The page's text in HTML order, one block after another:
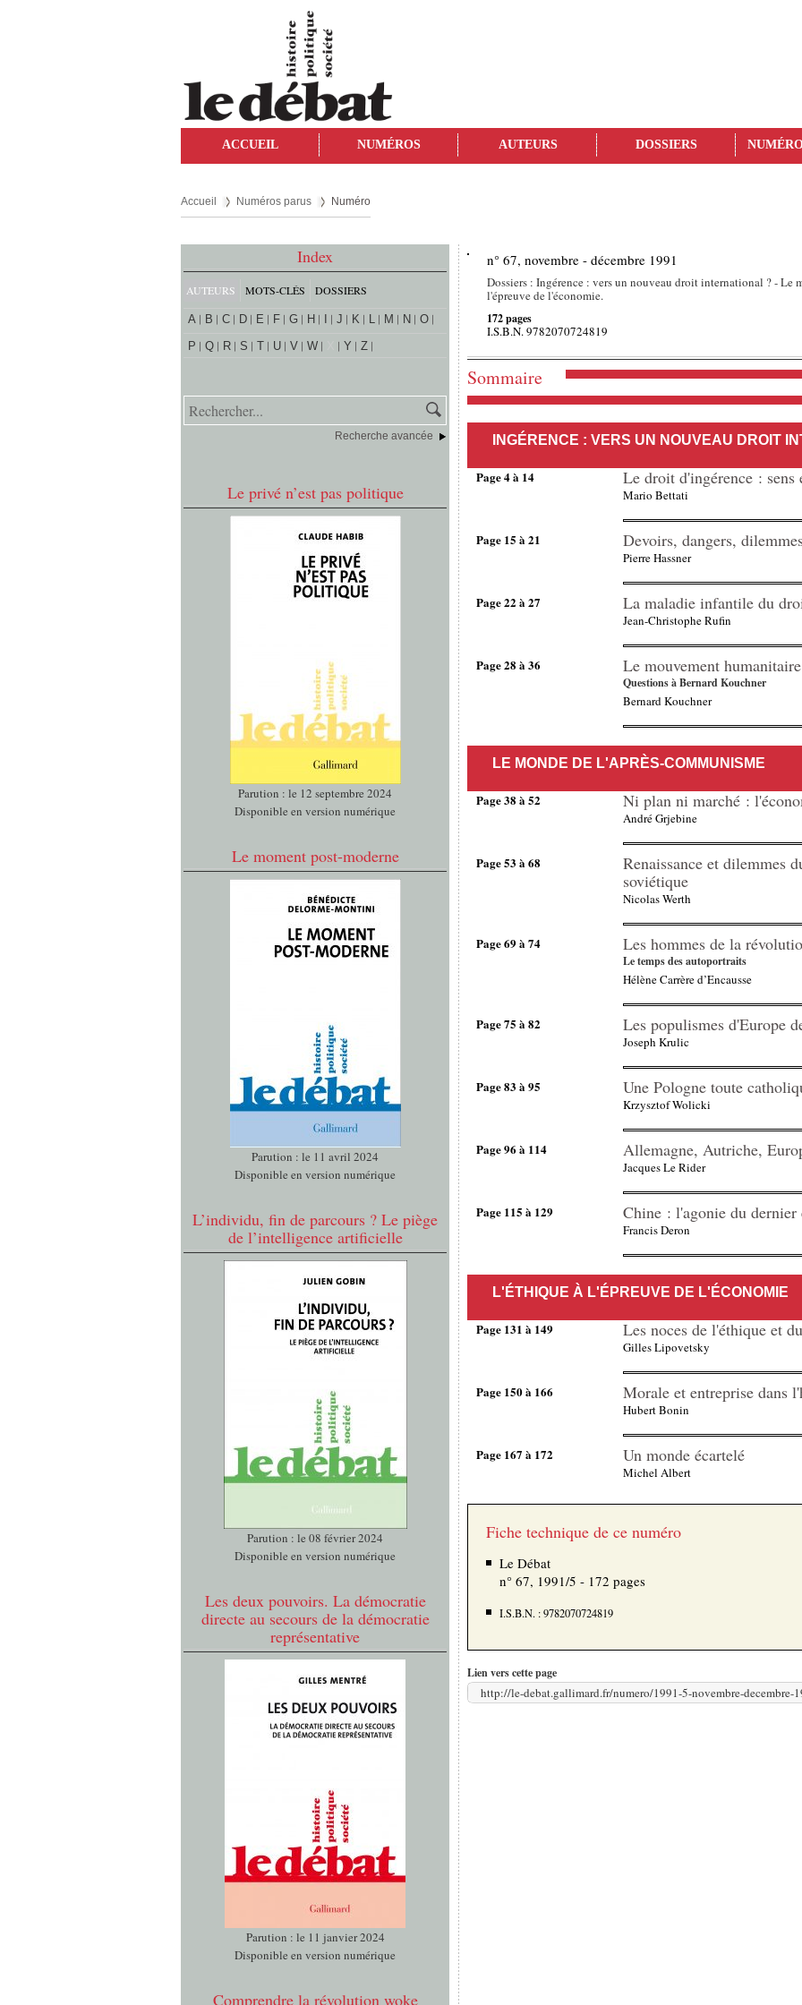
ACCUEIL NUMÉROS AUTEURS DOSSIERS
Accueil Numéros parus Numéro
Index
AUTEURS MOTS-CLÉS DOSSIERS
A B C D E F G H J K L M N
O
P
Q R S T U V W Y Z
Recherche avancée
Le privé n’est pas politique
Parution : le 12 septembre 2024
Disponible en version numérique
Le moment post-moderne
Parution : le 11 avril 2024
Disponible en version numérique
L’individu, fin de parcours ? Le piège
de l’intelligence artificielle
Parution : le 08 février 2024
Disponible en version numérique
Les deux pouvoirs. La démocratie
directe au secours de la démocratie
représentative
Parution : le 11 janvier 2024
Disponible en version numérique
Comprendre la révolution woke
n° 67, novembre - décembre 1991
Dossiers : Ingérence : vers un nouveau droit international ? - Le
l'épreuve de l'économie.
172 pages
I.S.B.N. 9782070724819
Sommaire
INGÉRENCE : VERS UN NOUVEAU DROIT
Page 4 à 14 Le droit d'ingérence : sens
Mario Bettati
Page 15 à 21 Devoirs, dangers,
Pierre Hassner
Page 22 à 27 La maladie infantile du
Jean-Christophe Rufin
Page 28 à 36 Le mouvement humanitaire
Questions à Bernard Kouchner
Bernard Kouchner
LE MONDE DE L'APRÈS-COMMUNISME
Page 38 à 52 Ni plan ni marché :
André Grjebine
Page 53 à 68
Renaissance et dilemmes
soviétique
Nicolas Werth
Page 69 à 74 Les hommes de la
Le temps des autoportraits
Hélène Carrère d’Encausse
Page 75 à 82 Les populismes d'Europe
Joseph Krulic
Page 83 à 95 Une Pologne toute
Krzysztof Wolicki
Page 96 à 114 Allemagne, Autriche,
Jacques Le Rider
Page 115 à 129 Chine : l'agonie du dernier
Francis Deron
L'ÉTHIQUE À L'ÉPREUVE DE L'ÉCONOMIE
Page 131 à 149 Les noces de l'éthique et
Gilles Lipovetsky
Page 150 à 166 Morale et entreprise dans
Hubert Bonin
Page 167 à 172 Un monde écartelé
Michel Albert
Fiche technique de ce numéro
Le Débat
n° 67, 1991/5 - 172 pages
I.S.B.N. : 9782070724819
Lien vers cette page
http://le-debat.gallimard.fr/numero/1991-5-novembre-decembre-